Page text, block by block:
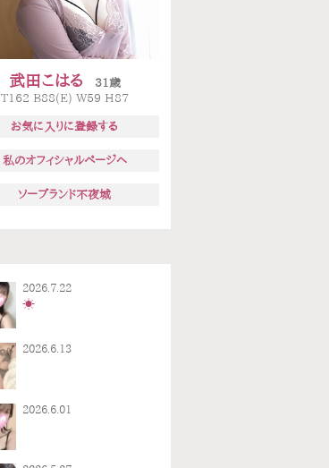
武田こはる
31歳
T162 B88(E) W59 H87
お気に入りに登録する
私のオフィシャルページへ
ソープランド不夜城
2026.7.22
☀️
2026.6.13
2026.6.01